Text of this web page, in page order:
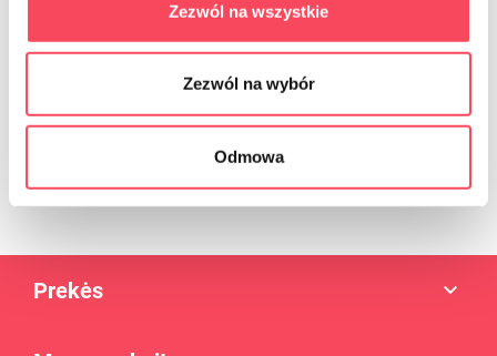
Zezwól na wszystkie
Zezwól na wybór
Odmowa
deserunt aliquip nisi ex deserunt.
Prekės 